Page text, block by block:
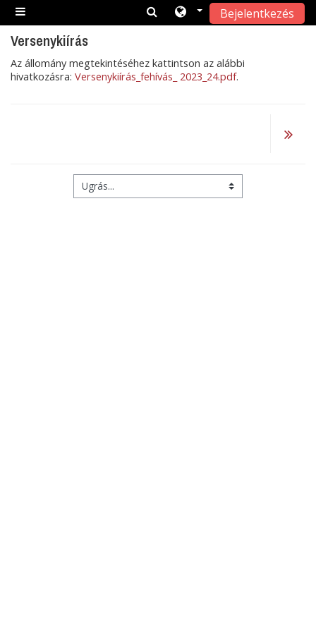
Tovább a fő tartalomhoz
Oldalpanel
Bejelentkezés
Versenykiírás
Az állomány megtekintéséhez kattintson az alábbi
hivatkozásra: Versenykiírás_fehívás_ 2023_24.pdf.
Ugrás...